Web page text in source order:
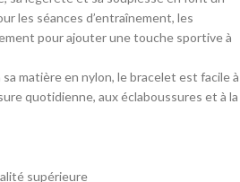
les séances d’entraînement, les
pour ajouter une touche sportive à
sa matière en nylon, le bracelet est facile à
quotidienne, aux éclaboussures et à la
supérieure